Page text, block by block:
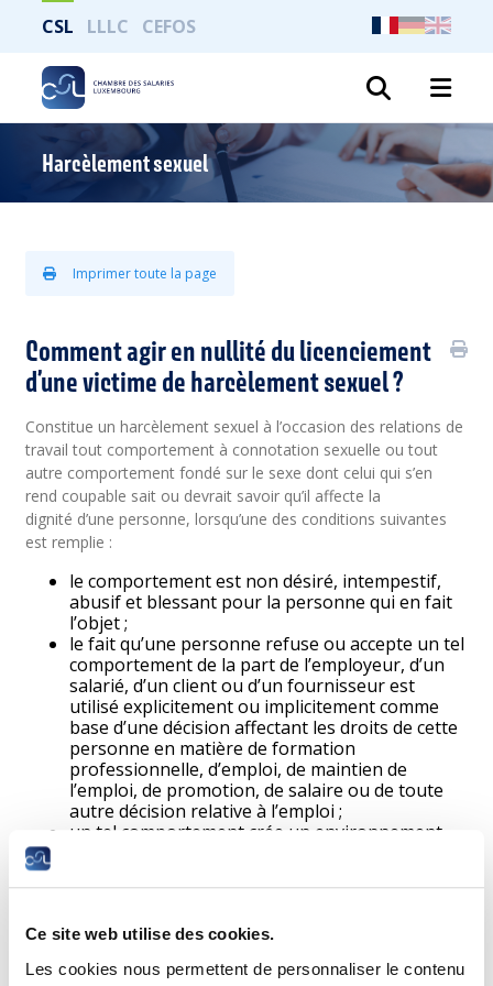
Ce site web utilise des cookies.
Les cookies nous permettent de personnaliser le contenu
CSL LLLC CEFOS
Harcèlement sexuel
Imprimer toute la page
Comment agir en nullité du licenciement
d’une victime de harcèlement sexuel ?
Constitue un harcèlement sexuel à l’occasion des relations de
travail tout comportement à connotation sexuelle ou tout
autre comportement fondé sur le sexe dont celui qui s’en
rend coupable sait ou devrait savoir qu’il affecte la
dignité d’une personne, lorsqu’une des conditions suivantes
est remplie :
le comportement est non désiré, intempestif,
abusif et blessant pour la personne qui en fait
l’objet ;
le fait qu’une personne refuse ou accepte un tel
comportement de la part de l’employeur, d’un
salarié, d’un client ou d’un fournisseur est
utilisé explicitement ou implicitement comme
base d’une décision affectant les droits de cette
personne en matière de formation
professionnelle, d’emploi, de maintien de
l’emploi, de promotion, de salaire ou de toute
autre décision relative à l’emploi ;
un tel comportement crée un environnement
l’objet.
Le comportement visé peut être physique, verbal ou non
verbal.